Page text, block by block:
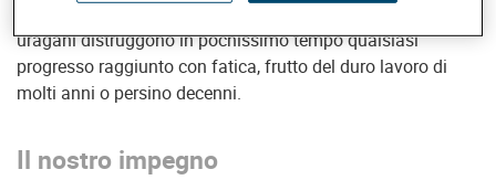
uragani distruggono in pochissimo tempo qualsiasi
progresso raggiunto con fatica, frutto del duro lavoro di
molti anni o persino decenni.
Il nostro impegno